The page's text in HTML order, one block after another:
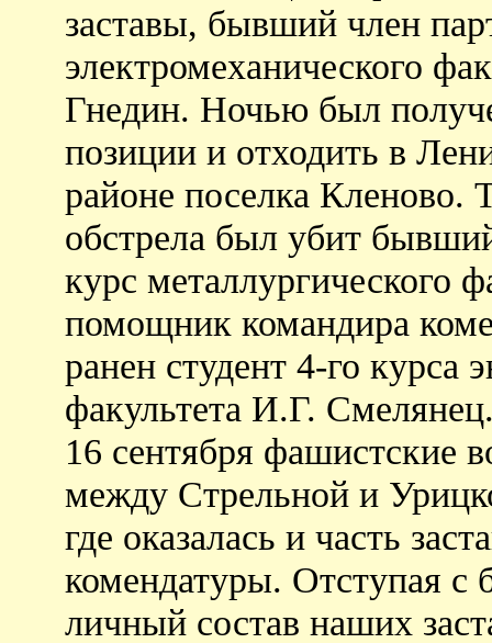
заставы, бывший член
электромеханического
Гнедин. Ночью был
позиции и отходить в
районе поселка Кленово.
обстрела был убит
курс металлургического
помощник командира
ранен студент 4-го курса
факультета И.Г.
16 сентября фашистские
между Стрельной и
где оказалась и часть
комендатуры. Отступая с
личный состав наших